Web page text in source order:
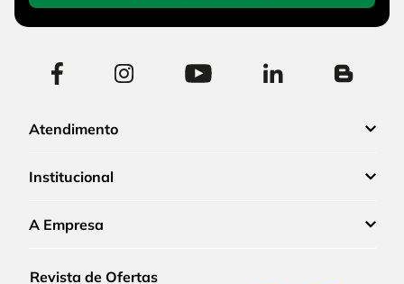
Atendimento
Institucional
A Empresa
Revista de Ofertas